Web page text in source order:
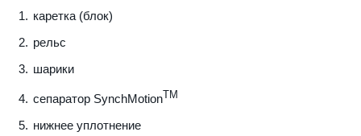
каретка (блок)
рельс
шарики
сепаратор SynchMotionTM
нижнее уплотнение